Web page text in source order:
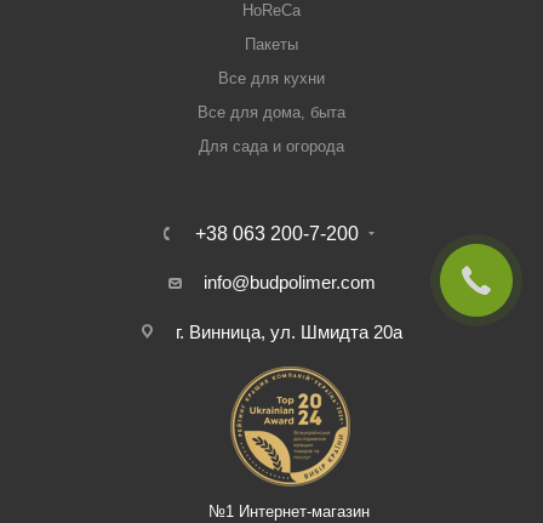
HoReCa
Пакеты
Все для кухни
Все для дома, быта
Для сада и огорода
+38 063 200-7-200
info@budpolimer.com
г. Винница, ул. Шмидта 20а
№1 Интернет-магазин